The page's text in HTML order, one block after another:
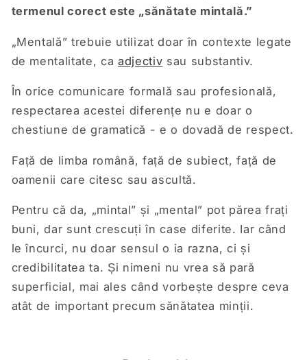
termenul corect este „sănătate mintală.”
„Mentală” trebuie utilizat doar în contexte legate
de mentalitate, ca adjectiv sau substantiv.
În orice comunicare formală sau profesională,
respectarea acestei diferențe nu e doar o
chestiune de gramatică - e o dovadă de respect.
Față de limba română, față de subiect, față de
oamenii care citesc sau ascultă.
Pentru că da, „mintal” și „mental” pot părea frați
buni, dar sunt crescuți în case diferite. Iar când
le încurci, nu doar sensul o ia razna, ci și
credibilitatea ta. Și nimeni nu vrea să pară
superficial, mai ales când vorbește despre ceva
atât de important precum sănătatea minții.